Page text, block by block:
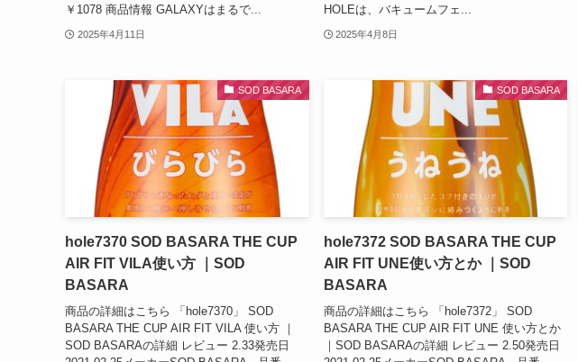
￥1078 商品情報 GALAXYはまるで...
2025年4月11日
HOLEは、バキュームフェ...
2025年4月8日
SOD BASARA
hole7370 SOD BASARA THE CUP
AIR FIT VILA使い方 ｜SOD
BASARA
商品の詳細はこちら 「hole7370」 SOD
BASARA THE CUP AIR FIT VILA 使い方 ｜
SOD BASARAの詳細 レビュー 2.33発売日
SOD BASARA
hole7372 SOD BASARA THE CUP
AIR FIT UNE使い方とか ｜SOD
BASARA
商品の詳細はこちら 「hole7372」 SOD
BASARA THE CUP AIR FIT UNE 使い方とか
｜SOD BASARAの詳細 レビュー 2.50発売日